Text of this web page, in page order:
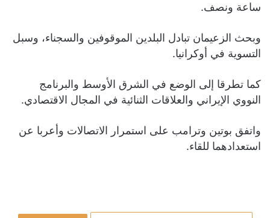
ساعة ونصف.
وبحث الزعيمان تبادل البلدين الموقوفين والسجناء، وسبل
التسوية في أوكرانيا.
كما تطرقا إلى الوضع في الشرق الأوسط والبرنامج
النووي الإيراني والعلاقات الثنائية في المجال الاقتصادي.
واتفق بوتين وترامب على استمرار الاتصالات وأعربا عن
استعدادهما للقاء.